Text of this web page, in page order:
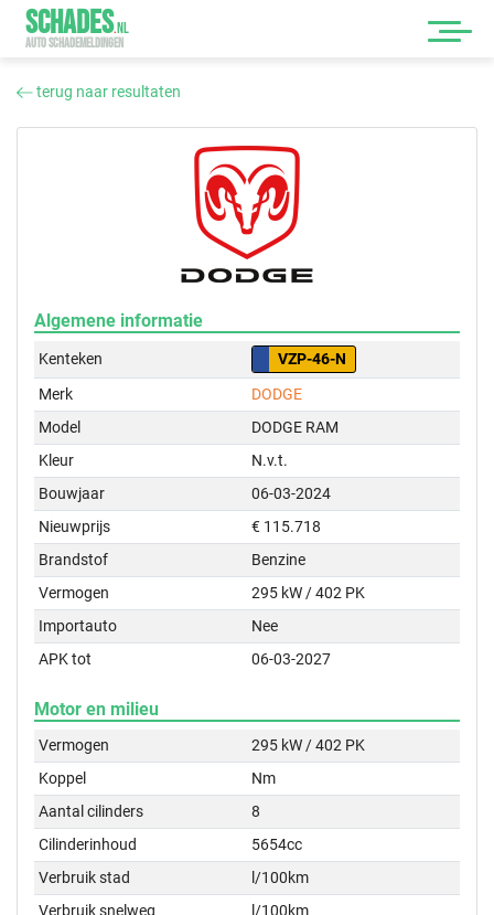
SCHADES.NL
AUTO SCHADEMELDINGEN
terug naar resultaten
Algemene informatie
Kenteken
VZP-46-N
Merk
DODGE
Model
DODGE RAM
Kleur
N.v.t.
Bouwjaar
06-03-2024
Nieuwprijs
€ 115.718
Brandstof
Benzine
Vermogen
295 kW / 402 PK
Importauto
Nee
APK tot
06-03-2027
Motor en milieu
Vermogen
295 kW / 402 PK
Koppel
Nm
Aantal cilinders
8
Cilinderinhoud
5654cc
Verbruik stad
l/100km
Verbruik snelweg
l/100km